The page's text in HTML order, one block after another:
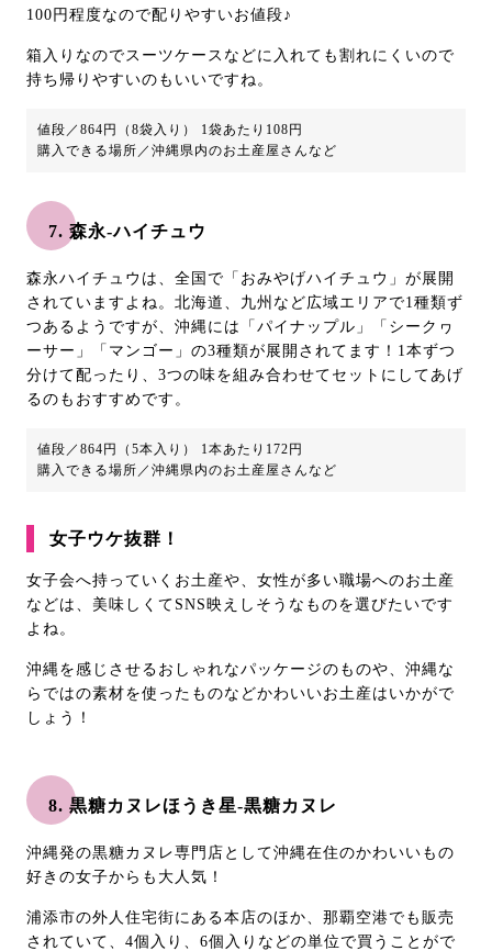
100円程度なので配りやすいお値段♪
箱入りなのでスーツケースなどに入れても割れにくいので
持ち帰りやすいのもいいですね。
値段／864円（8袋入り） 1袋あたり108円
購入できる場所／沖縄県内のお土産屋さんなど
7. 森永-ハイチュウ
森永ハイチュウは、全国で「おみやげハイチュウ」が展開
されていますよね。北海道、九州など広域エリアで1種類ず
つあるようですが、沖縄には「パイナップル」「シークヮ
ーサー」「マンゴー」の3種類が展開されてます！1本ずつ
分けて配ったり、3つの味を組み合わせてセットにしてあげ
るのもおすすめです。
値段／864円（5本入り） 1本あたり172円
購入できる場所／沖縄県内のお土産屋さんなど
女子ウケ抜群！
女子会へ持っていくお土産や、女性が多い職場へのお土産
などは、美味しくてSNS映えしそうなものを選びたいです
よね。
沖縄を感じさせるおしゃれなパッケージのものや、沖縄な
らではの素材を使ったものなどかわいいお土産はいかがで
しょう！
8. 黒糖カヌレほうき星-黒糖カヌレ
沖縄発の黒糖カヌレ専門店として沖縄在住のかわいいもの
好きの女子からも大人気！
浦添市の外人住宅街にある本店のほか、那覇空港でも販売
されていて、4個入り、6個入りなどの単位で買うことがで